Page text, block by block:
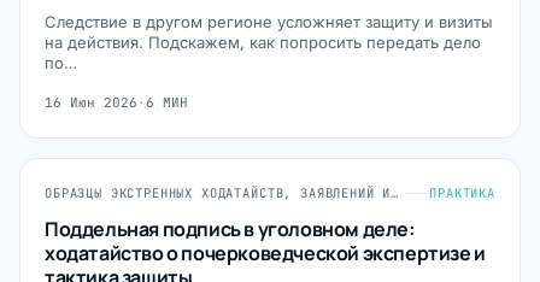
Следствие в другом регионе усложняет защиту и визиты
на действия. Подскажем, как попросить передать дело
по…
16 Июн 2026 · 6 МИН
ОБРАЗЦЫ ЭКСТРЕННЫХ ХОДАТАЙСТВ, ЗАЯВЛЕНИЙ И ЖАЛОБ ПРАКТИКА
Поддельная подпись в уголовном деле:
ходатайство о почерковедческой экспертизе и